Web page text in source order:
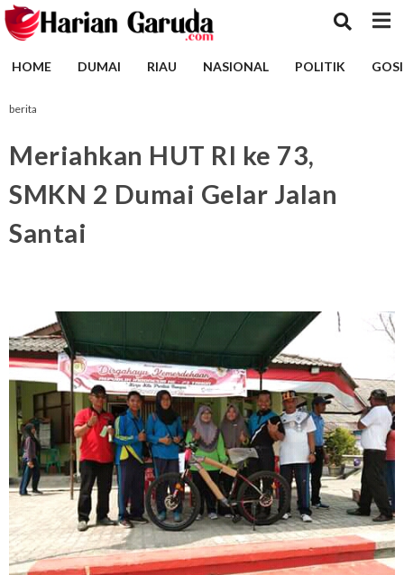
HOME DUMAI RIAU NASIONAL POLITIK
berita
Meriahkan HUT RI ke 73,
SMKN 2 Dumai Gelar Jalan
Santai